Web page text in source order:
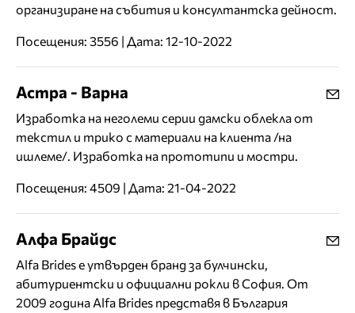
организиране на събития и консултантска дейност.
Посещения: 3556 | Дата: 12-10-2022
Астра - Варна
Изработка на неголеми серии дамски облекла от
текстил и трико с материали на клиента /на
ишлеме/. Изработка на прототипи и мостри.
Посещения: 4509 | Дата: 21-04-2022
Алфа Брайдс
Alfa Brides е утвърден бранд за булчински,
абитуриентски и официални рокли в София. От
2009 година Alfa Brides представя в България